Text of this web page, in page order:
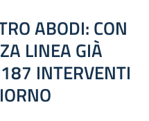
ABODI: CON
LINEA GIÀ
INTERVENTI